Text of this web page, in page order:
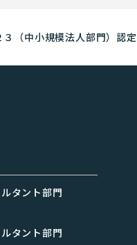
（中小規模法人部門）認定
タント部門
タント部門